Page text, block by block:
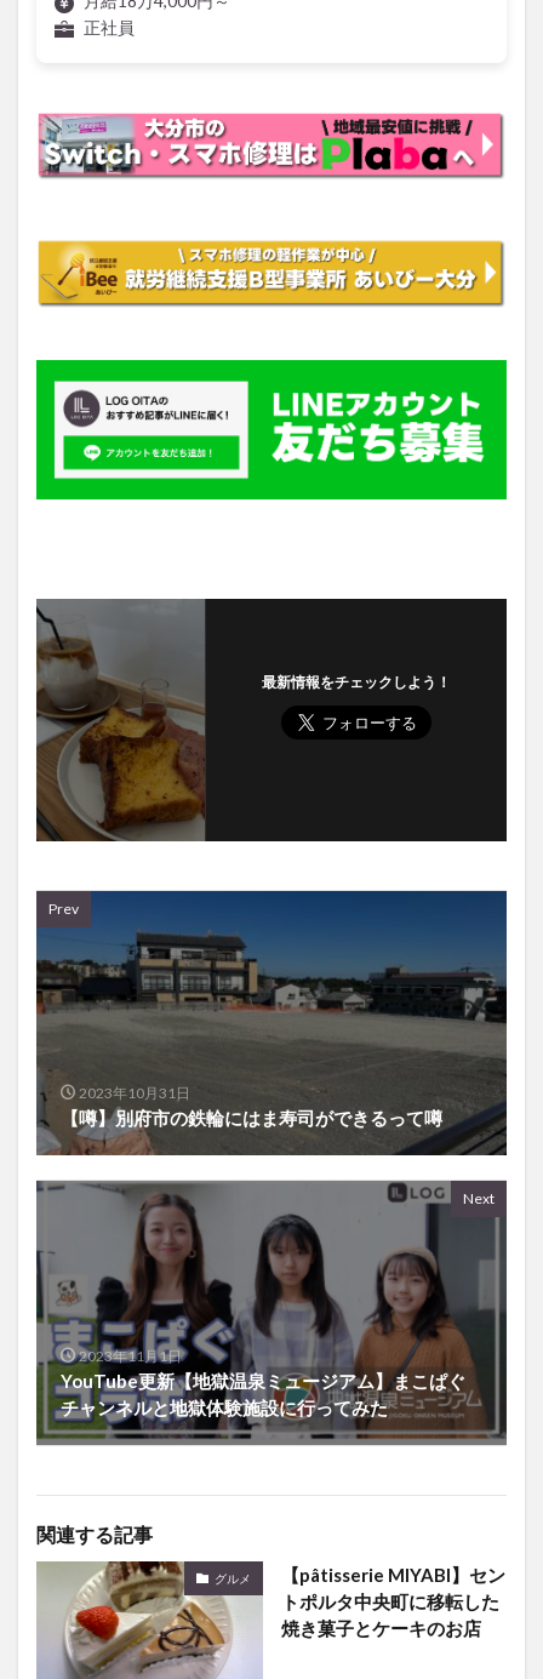
正社員
最新情報をチェックしよう！
Prev
2023年10月31日
【噂】別府市の鉄輪にはま寿司ができるって噂
Next
2023年11月1日
YouTube更新【地獄温泉ミュージアム】まこぱぐ
チャンネルと地獄体験施設に行ってみた
関連する記事
グルメ
【pâtisserie MIYABI】セン
トポルタ中央町に移転した
焼き菓子とケーキのお店